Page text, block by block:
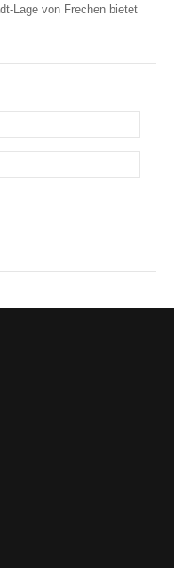
Lage von Frechen bietet